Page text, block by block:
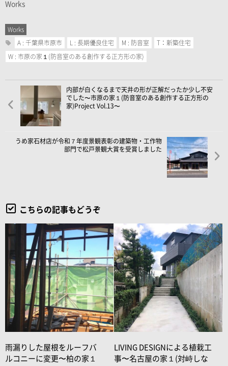
Works
Works
A : 千葉県市原市 L : 長期優良住宅 M : 防音室 T：新築住宅
W : 市原の家１(防音室のある創作する正方形の家)
内部が白くなるまで天井の形が正解だったか少し不安
でした〜市原の家１(防音室のある創作する正方形の
家)Project Vol.13〜
うめ家石材店が令和７年度景観表彰の建築物・工作物
部門で松戸景観大賞を受賞しました
こちらの記事もどうぞ
雨漏りした屋根をルーフバ
ルコニーに変更〜柏の家１
LIVING DESIGNによる植栽工
事〜名古屋の家１(対峙しな